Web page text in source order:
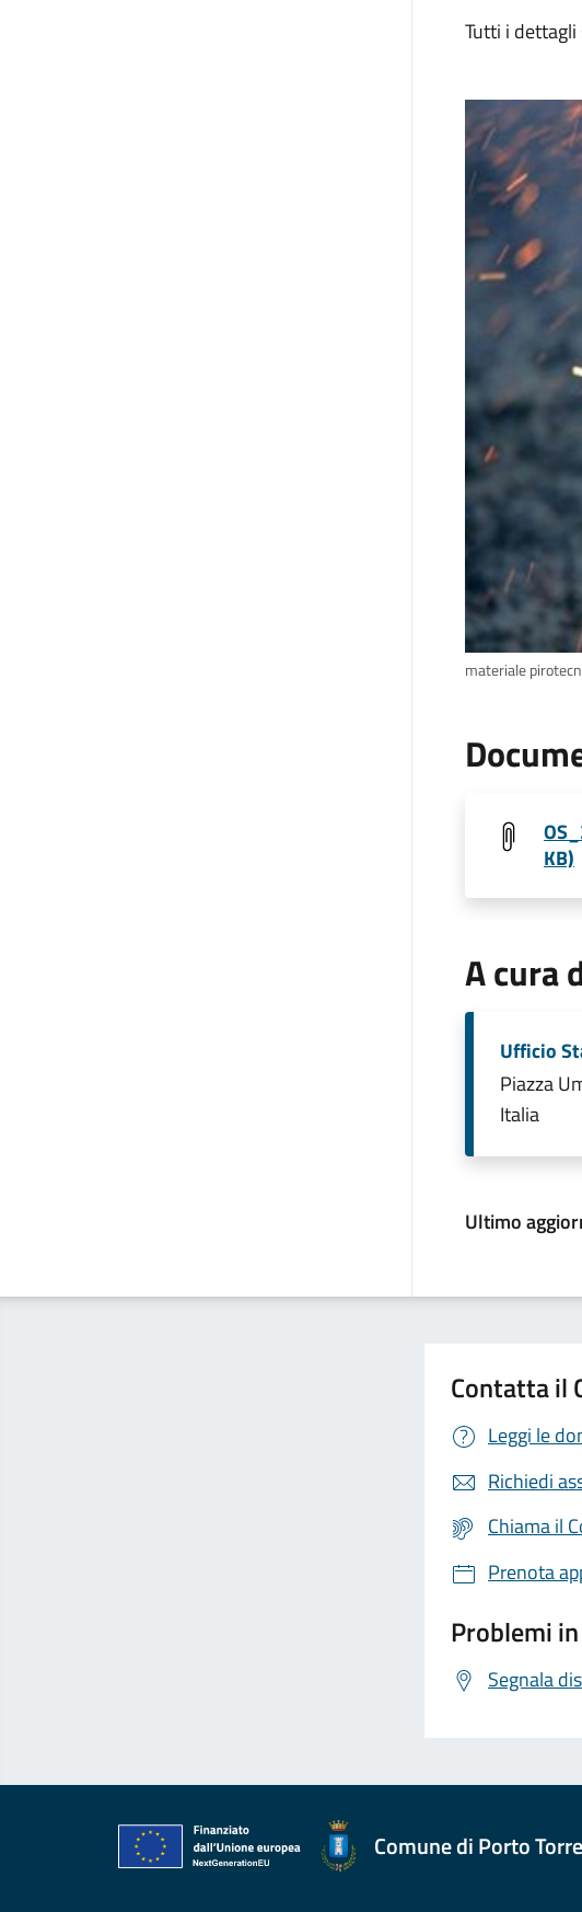
Tutti i
materiale
KB)
A cura
Ufficio
Piazza
Italia
Ultimo
Contatta il
Leggi le
Richiedi
Chiama il
Prenota
Problemi
Segnala
Comune di Porto